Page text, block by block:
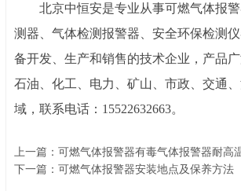
北京中恒安是专业从事可燃气体报
测器、气体检测报警器、安全环保检测
备开发、生产和销售的技术企业，产品广
石油、化工、电力、矿山、市政、交通
域，联系电话： 15522632663。
上一篇：可燃气体报警器有毒气体报警器耐高
下一篇：可燃气体报警器安装地点及保养方法